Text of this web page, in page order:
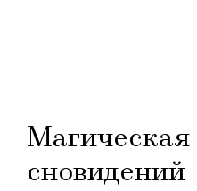
Магическая
сновидений